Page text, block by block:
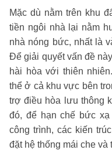
Mặc dù nằm trên khu
tiền ngôi nhà lại nằm
nhà nóng bức, nhất là
Để giải quyết vấn đề
hài hòa với thiên
thể ở cả khu vực bên
trợ điều hòa lưu thông
đó, để hạn chế bức
công trình, các kiến
đặt hệ thống mái che